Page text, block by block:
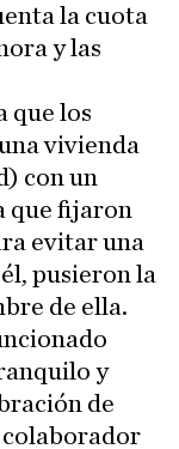
la cuota
y las
que los
vivienda
con un
que fijaron
evitar una
pusieron la
de ella.
y
de
colaborador